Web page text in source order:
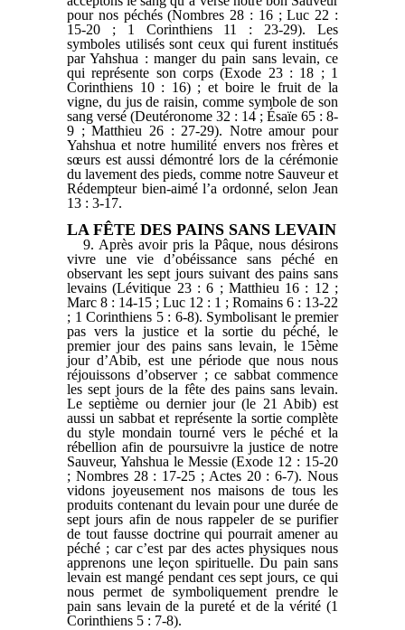
pour nos péchés (Nombres 28 : 16 ; Luc 22 :
15-20 ; 1 Corinthiens 11 : 23-29). Les
symboles utilisés sont ceux qui furent institués
par Yahshua : manger du pain sans levain, ce
qui représente son corps (Exode 23 : 18 ; 1
Corinthiens 10 : 16) ; et boire le fruit de la
vigne, du jus de raisin, comme symbole de son
sang versé (Deutéronome 32 : 14 ; Ésaïe 65 : 8-
9 ; Matthieu 26 : 27-29). Notre amour pour
Yahshua et notre humilité envers nos frères et
sœurs est aussi démontré lors de la cérémonie
du lavement des pieds, comme notre Sauveur et
Rédempteur bien-aimé l’a ordonné, selon Jean
13 : 3-17.
LA FÊTE DES PAINS SANS LEVAIN
9. Après avoir pris la Pâque, nous désirons
vivre une vie d’obéissance sans péché en
observant les sept jours suivant des pains sans
levains (Lévitique 23 : 6 ; Matthieu 16 : 12 ;
Marc 8 : 14-15 ; Luc 12 : 1 ; Romains 6 : 13-22
; 1 Corinthiens 5 : 6-8). Symbolisant le premier
pas vers la justice et la sortie du péché, le
premier jour des pains sans levain, le 15ème
jour d’Abib, est une période que nous nous
réjouissons d’observer ; ce sabbat commence
les sept jours de la fête des pains sans levain.
Le septième ou dernier jour (le 21 Abib) est
aussi un sabbat et représente la sortie complète
du style mondain tourné vers le péché et la
rébellion afin de poursuivre la justice de notre
Sauveur, Yahshua le Messie (Exode 12 : 15-20
; Nombres 28 : 17-25 ; Actes 20 : 6-7). Nous
vidons joyeusement nos maisons de tous les
produits contenant du levain pour une durée de
sept jours afin de nous rappeler de se purifier
de tout fausse doctrine qui pourrait amener au
péché ; car c’est par des actes physiques nous
apprenons une leçon spirituelle. Du pain sans
levain est mangé pendant ces sept jours, ce qui
nous permet de symboliquement prendre le
pain sans levain de la pureté et de la vérité (1
Corinthiens 5 : 7-8).